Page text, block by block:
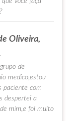
Oliveira,
de
medico,estou
paciente com
despertei a
mim,e foi muito